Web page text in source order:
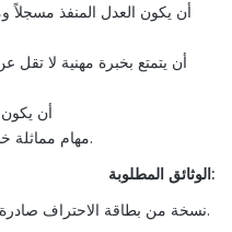
أن يكون العدل المنفذ مسجلاً
مهام مماثلة خلال الخمس (05) سنوات الأخيرة.
الوثائق المطلوبة:
نسخة من بطاقة الاحتراف صادرة عن الهيئة الوطنية لعدول التنفيذ.